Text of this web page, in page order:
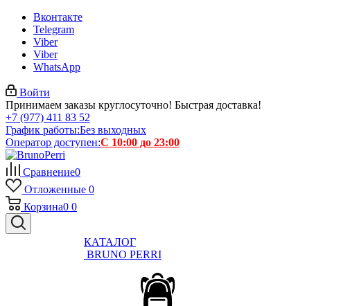
Вконтакте
Telegram
Viber
Viber
WhatsApp
Войти
Принимаем заказы круглосуточно! Быстрая доставка!
+7 (977) 411 83 52
График работы:Без выходных
Оператор доступен:С 10:00 до 23:00
Сравнение0
Отложенные 0
Корзина0 0
КАТАЛОГ
BRUNO PERRI